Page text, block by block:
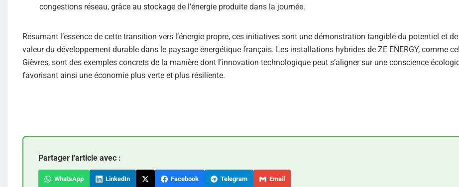
congestions réseau, grâce au stockage de l’énergie produite dans la journée.
Résumant l’essence de cette transition vers l’énergie propre, ces initiatives sont une démonstration tangible du potentiel et
valeur du développement durable dans le paysage énergétique français. Les installations hybrides de ZE ENERGY, comme
Gièvres, sont des exemples concrets de la manière dont l’innovation technologique peut s’aligner sur une conscience
favorisant ainsi une économie plus verte et plus résiliente.
Partager l'article avec :
WhatsApp LinkedIn Facebook Telegram Email